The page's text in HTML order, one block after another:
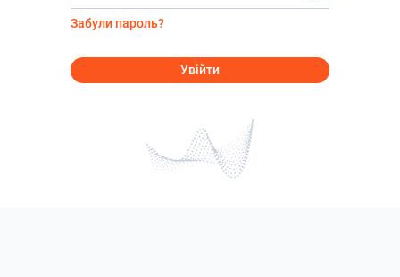
Забули пароль?
Увійти